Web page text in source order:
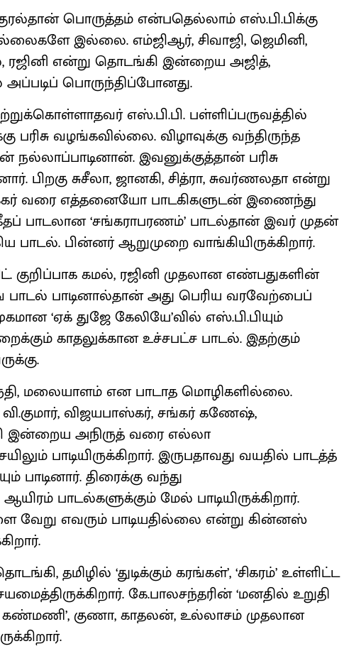
பொருத்தம் என்பதெல்லாம் எஸ்.பி.பிக்கு
இல்லை. எம்ஜிஆர், சிவாஜி, ஜெமினி,
ரஜினி என்று தொடங்கி இன்றைய அஜித்,
அப்படிப் பொருந்திப்போனது.
எஸ்.பி.பி. பள்ளிப்பருவத்தில்
பரிசு வழங்கவில்லை. விழாவுக்கு வந்திருந்த
இவனுக்குத்தான் பரிசு
பிறகு சுசீலா, ஜானகி, சித்ரா, சுவர்ணலதா என்று
வரை எத்தனையோ பாடகிகளுடன் இணைந்து
பாடலான ‘சங்கராபரணம்’ பாடல்தான் இவர் முதன்
பாடல். பின்னர் ஆறுமுறை வாங்கியிருக்கிறார்.
குறிப்பாக கமல், ரஜினி முதலான எண்பதுகளின்
பாடினால்தான் அது பெரிய வரவேற்பைப்
‘ஏக் துஜே கேலியே’வில் எஸ்.பி.பியும்
காதலுக்கான உச்சபட்ச பாடல். இதற்கும்
மலையாளம் என பாடாத மொழிகளில்லை.
விஜயபாஸ்கர், சங்கர் கணேஷ்,
இன்றைய அநிருத் வரை எல்லா
பாடியிருக்கிறார். இருபதாவது வயதில் பாடத்த்
பாடினார். திரைக்கு வந்து
பாடல்களுக்கும் மேல் பாடியிருக்கிறார்.
வேறு எவரும் பாடியதில்லை என்று கின்னஸ்
தமிழில் ‘துடிக்கும் கரங்கள்’, ‘சிகரம்’ உள்ளிட்ட
கே.பாலசந்தரின் ‘மனதில் உறுதி
கண்மணி’, குணா, காதலன், உல்லாசம் முதலான